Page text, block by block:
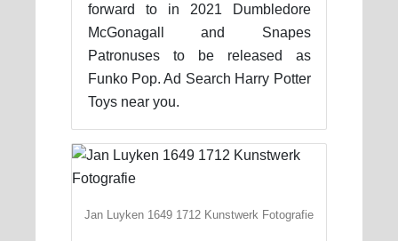
forward to in 2021 Dumbledore
McGonagall and Snapes
Patronuses to be released as
Funko Pop. Ad Search Harry Potter
Toys near you.
Jan Luyken 1649 1712 Kunstwerk Fotografie